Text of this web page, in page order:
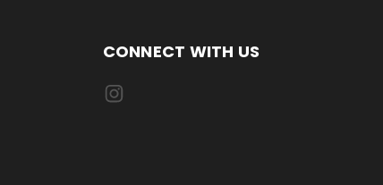
CONNECT WITH US